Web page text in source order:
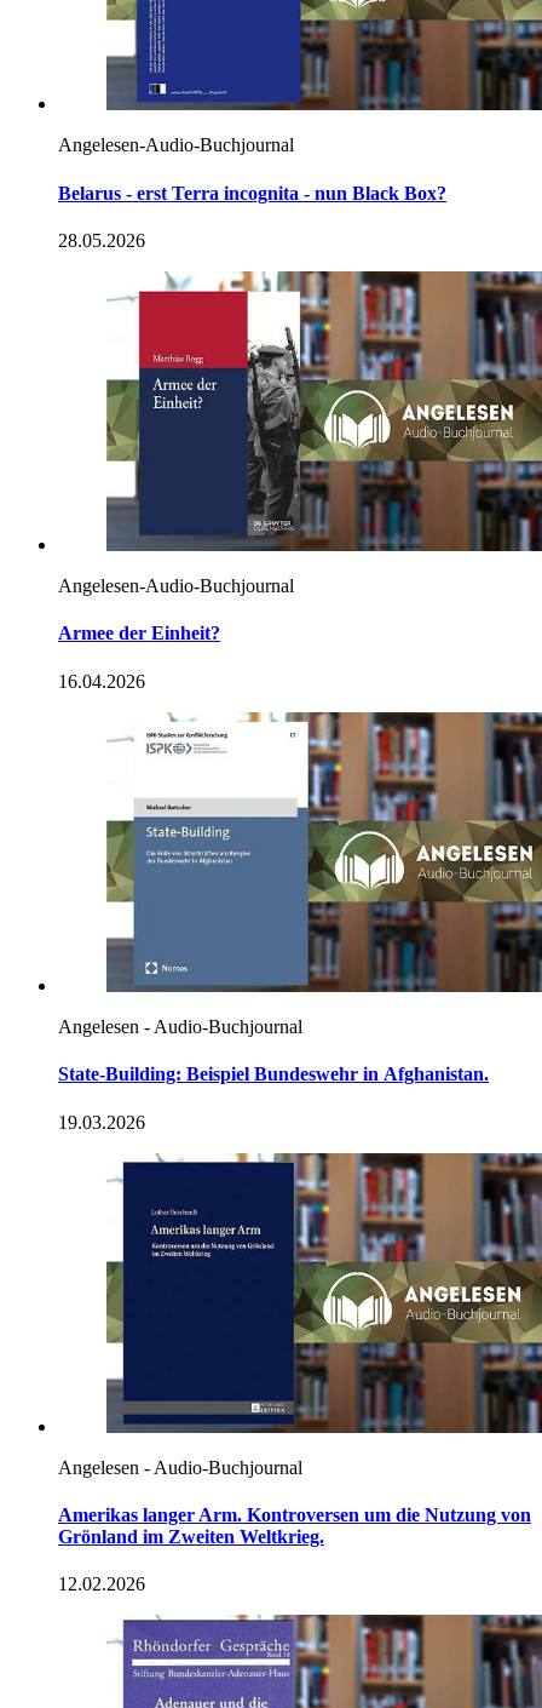
Angelesen-Audio-Buchjournal
Belarus - erst Terra incognita - nun Black Box?
28.05.2026
Angelesen-Audio-Buchjournal
Armee der Einheit?
16.04.2026
Angelesen - Audio-Buchjournal
State-Building: Beispiel Bundeswehr in Afghanistan.
19.03.2026
Angelesen - Audio-Buchjournal
Amerikas langer Arm. Kontroversen um die Nutzung von
Grönland im Zweiten Weltkrieg.
12.02.2026